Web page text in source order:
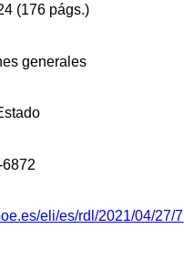
(176 págs.)
generales
eli/es/rdl/2021/04/27/7